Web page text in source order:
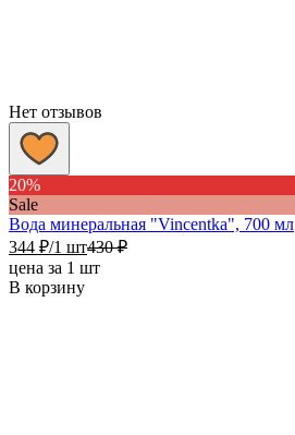
Нет отзывов
20%
Sale
Вода минеральная "Vincentka", 700 мл
344 ₽/1 шт430₽
цена за 1 шт
В корзину